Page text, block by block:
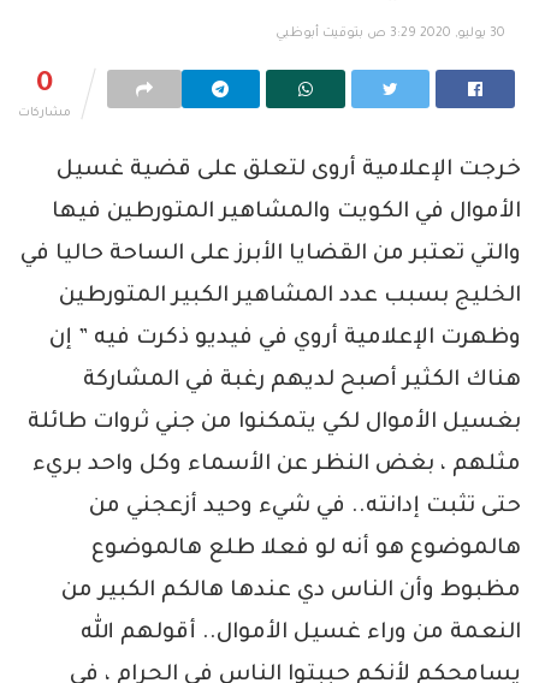
30 يوليو, 2020 3:29 ص بتوقيت أبوظبي
0
مشاركات
خرجت الإعلامية أروى لتعلق على قضية غسيل
الأموال في الكويت والمشاهير المتورطين فيها
والتي تعتبر من القضايا الأبرز على الساحة حاليا في
الخليج بسبب عدد المشاهير الكبير المتورطين
وظهرت الإعلامية أروي في فيديو ذكرت فيه ” إن
هناك الكثير أصبح لديهم رغبة في المشاركة
بغسيل الأموال لكي يتمكنوا من جني ثروات طائلة
مثلهم ، بغض النظر عن الأسماء وكل واحد بريء
حتى تثبت إدانته.. في شيء وحيد أزعجني من
هالموضوع هو أنه لو فعلا طلع هالموضوع
مظبوط وأن الناس دي عندها هالكم الكبير من
النعمة من وراء غسيل الأموال.. أقولهم الله
يسامحكم لأنكم حببتوا الناس في الحرام ، في